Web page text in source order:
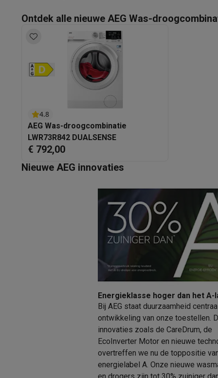
Installatie aan huisGroot elektro installatieInbouw
KlantenserviceHerstelling van je toestel
Groot elektro & inbouwVind jouw ideale wasmachine
Klein elektro
Beauty & gezondheid
Beeld & Geluid
Kies jouw ideale TV
Sport & OntspanningHoe kies je een smartwatch?
OutletAlle outlet deals
Ontdek alle nieuwe AEG Was-
4.8
AEG Was-droogcombinatie
LWR73R842 DUALSENSE
€ 792,00
Nieuwe AEG innovaties
Energieklasse hoger dan het A-
Bij AEG staat duurzaamheid
ontwikkeling van onze toestellen.
innovaties zoals de CareDrum, de
EcoInverter Motor en nieuwe
overtreffen we nu de toppositie
energielabel A. Onze nieuwe